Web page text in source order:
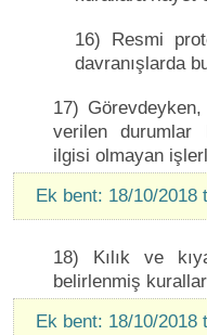
16) Resmi
davranışlarda
17)
verilen durumlar
ilgisi olmayan
Ek bent: 18/10/2018
18) Kılık ve
belirlenmiş
Ek bent: 18/10/2018